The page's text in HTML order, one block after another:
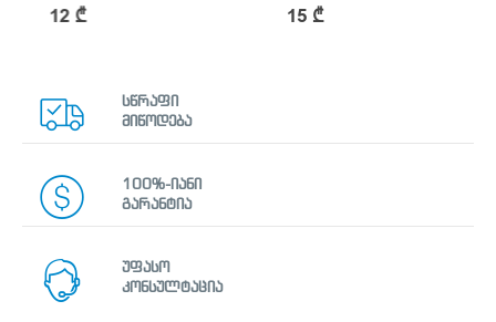
₾ ₾
სწრაფი
მიწოდება
100%-იანი
გარანტია
უფასო
კონსულტაცია